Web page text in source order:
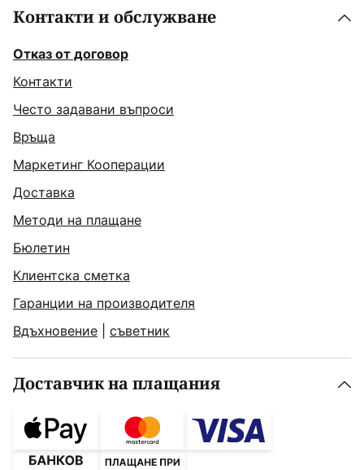
Контакти и обслужване
Отказ от договор
Контакти
Често задавани въпроси
Връща
Маркетинг Кооперации
Доставка
Методи на плащане
Бюлетин
Клиентска сметка
Гаранции на производителя
Вдъхновение
съветник
Доставчик на плащания